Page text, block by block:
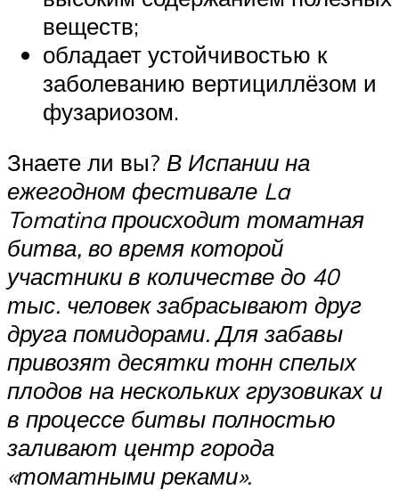
веществ;
обладает устойчивостью к
заболеванию вертициллёзом и
фузариозом.
Знаете ли вы? В Испании на
ежегодном фестивале La
Tomatina происходит томатная
битва, во время которой
участники в количестве до 40
тыс. человек забрасывают друг
друга помидорами. Для забавы
привозят десятки тонн спелых
плодов на нескольких грузовиках и
в процессе битвы полностью
заливают центр города
«томатными реками».